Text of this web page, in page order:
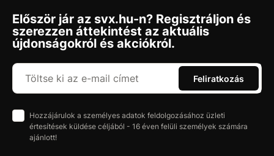
Először jár az svx.hu-n? Regisztráljon és
szerezzen áttekintést az aktuális
újdonságokról és akciókról.
Feliratkozás
Hozzájárulok a személyes adatok feldolgozásához üzleti
értesítések küldése céljából - 16 éven felüli személyek számára
ajánlott!